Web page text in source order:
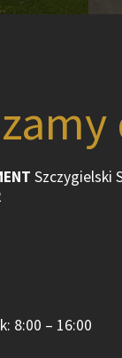
Szczygielski
8:00 – 16:00